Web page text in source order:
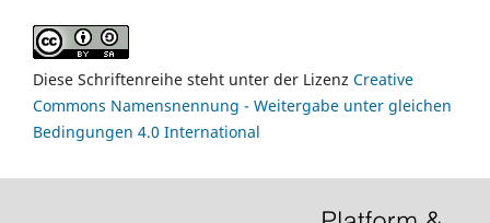
Diese Schriftenreihe steht unter der Lizenz Creative
Commons Namensnennung - Weitergabe unter gleichen
Bedingungen 4.0 International